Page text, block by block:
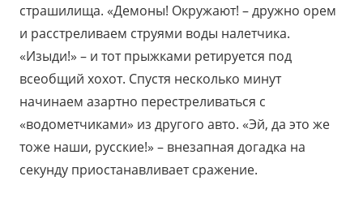
страшилища. «Демоны! Окружают! – дружно орем
и расстреливаем струями воды налетчика.
«Изыди!» – и тот прыжками ретируется под
всеобщий хохот. Спустя несколько минут
начинаем азартно перестреливаться с
«водометчиками» из другого авто. «Эй, да это же
тоже наши, русские!» – внезапная догадка на
секунду приостанавливает сражение.